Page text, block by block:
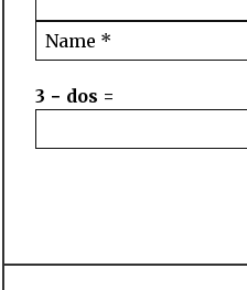
3 − dos =